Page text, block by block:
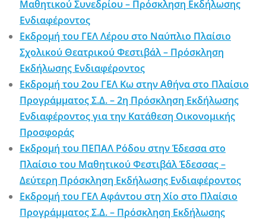
Μαθητικού Συνεδρίου – Πρόσκληση Εκδήλωσης
Ενδιαφέροντος
Εκδρομή του ΓΕΛ Λέρου στο Ναύπλιο Πλαίσιο
Σχολικού Θεατρικού Φεστιβάλ – Πρόσκληση
Εκδήλωσης Ενδιαφέροντος
Εκδρομή του 2ου ΓΕΛ Κω στην Αθήνα στο Πλαίσιο
Προγράμματος Σ.Δ. – 2η Πρόσκληση Εκδήλωσης
Ενδιαφέροντος για την Κατάθεση Οικονομικής
Προσφοράς
Εκδρομή του ΠΕΠΑΛ Ρόδου στην Έδεσσα στο
Πλαίσιο του Μαθητικού Φεστιβάλ Έδεσσας –
Δεύτερη Πρόσκληση Εκδήλωσης Ενδιαφέροντος
Εκδρομή του ΓΕΛ Αφάντου στη Χίο στο Πλαίσιο
Προγράμματος Σ.Δ. – Πρόσκληση Εκδήλωσης